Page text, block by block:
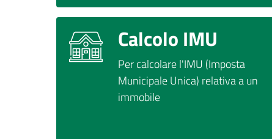
Calcolo IMU
Per calcolare l'IMU (Imposta
Municipale Unica) relativa a un
immobile